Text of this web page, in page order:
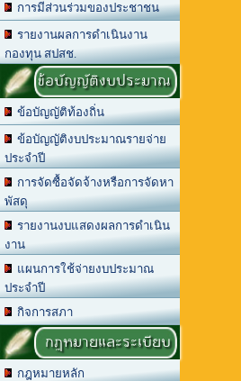
การมีส่วนร่วมของประชาชน
รายงานผลการดำเนินงาน
กองทุน สปสช.
ข้อบัญญัติงบประมาณ
ข้อบัญญัติท้องถิ่น
ข้อบัญญัติงบประมาณรายจ่าย
ประจำปี
การจัดซื้อจัดจ้างหรือการจัดหา
พัสดุ
รายงานงบแสดงผลการดำเนิน
งาน
แผนการใช้จ่ายงบประมาณ
ประจำปี
กิจการสภา
กฎหมายและระเบียบ
กฎหมายหลัก